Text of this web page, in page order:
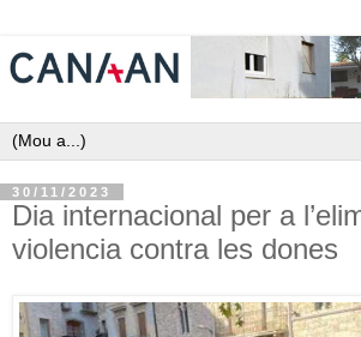
30/11/2023
Dia internacional per a
violencia contra les dones